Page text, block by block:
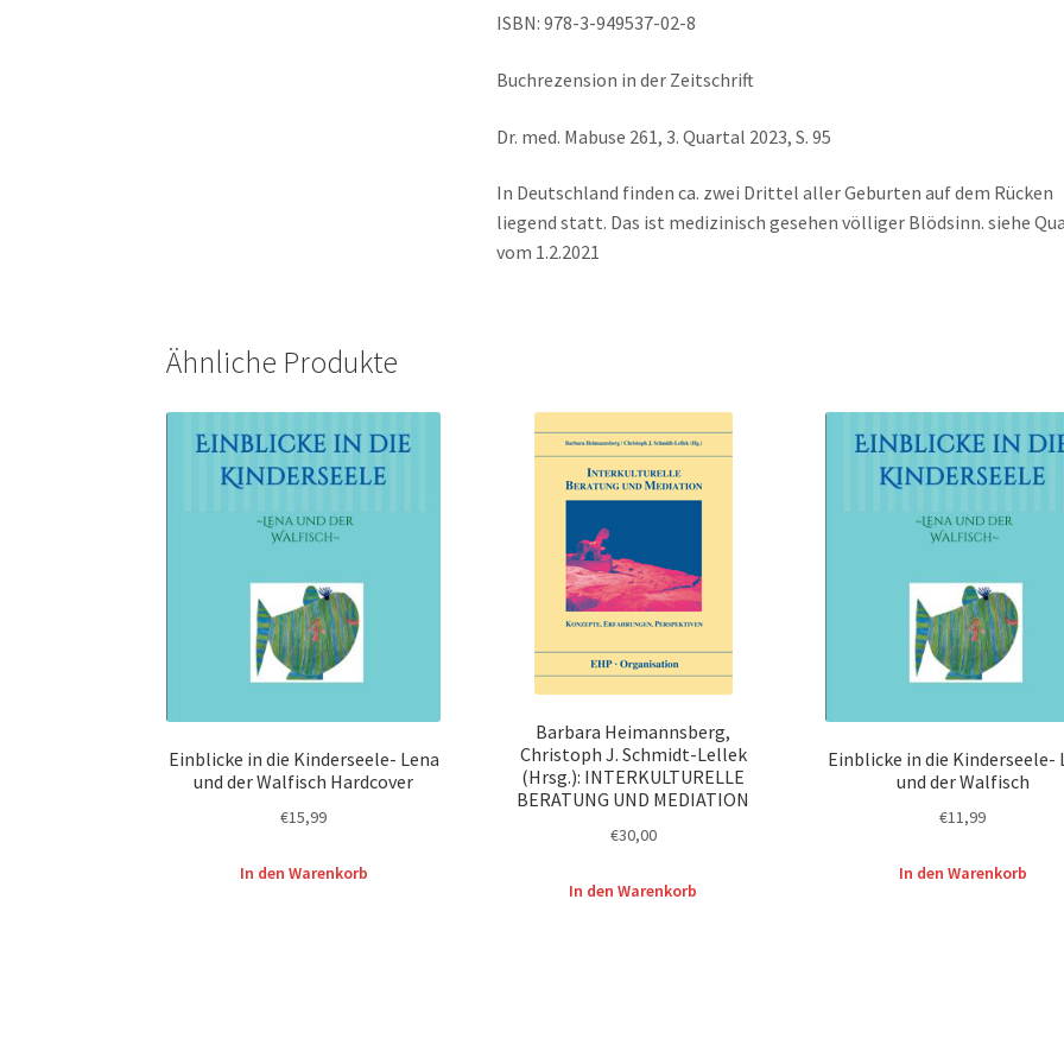
ISBN: 978-3-949537-02-8
Buchrezension in der Zeitschrift
Dr. med. Mabuse 261, 3. Quartal 2023, S. 95
In Deutschland finden ca. zwei Drittel aller Geburten auf dem Rücken
liegend statt. Das ist medizinisch gesehen völliger Blödsinn. siehe
vom 1.2.2021
Ähnliche Produkte
Einblicke in die Kinderseele- Lena
und der Walfisch Hardcover
€15,99
In den Warenkorb
Barbara Heimannsberg,
Christoph J. Schmidt-Lellek
(Hrsg.): INTERKULTURELLE
BERATUNG UND MEDIATION
€30,00
In den Warenkorb
Einblicke in die Kinderseele-
und der Walfisch
€11,99
In den Warenkorb